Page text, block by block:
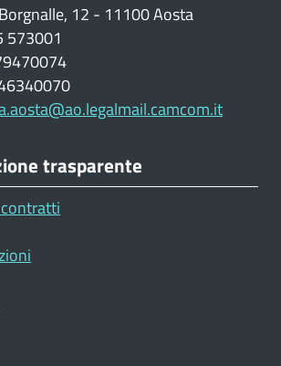
12 - 11100 Aosta
573001
trasparente